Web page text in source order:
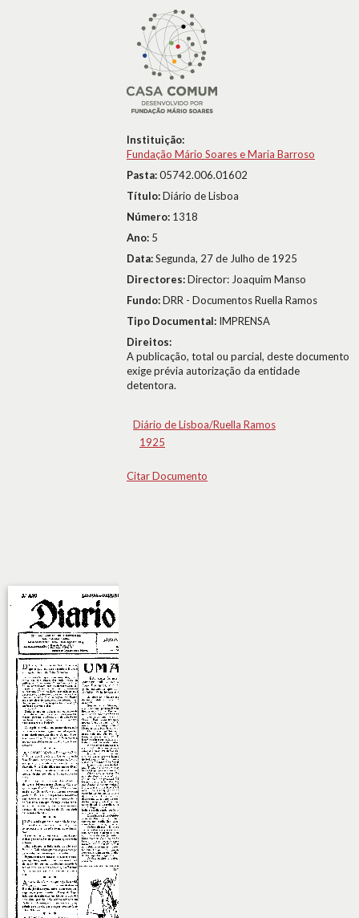
Instituição:
Fundação Mário Soares e Maria Barroso
Pasta:05742.006.01602
Título:Diário de Lisboa
Número: 1318
Ano: 5
Data:Segunda, 27 de Julho de 1925
Directores:Director: Joaquim Manso
Fundo:DRR - Documentos Ruella Ramos
Tipo Documental: IMPRENSA
Direitos:
A publicação, total ou parcial, deste documento
exige prévia autorização da entidade
detentora.
Diário de Lisboa/Ruella Ramos
1925
Citar Documento